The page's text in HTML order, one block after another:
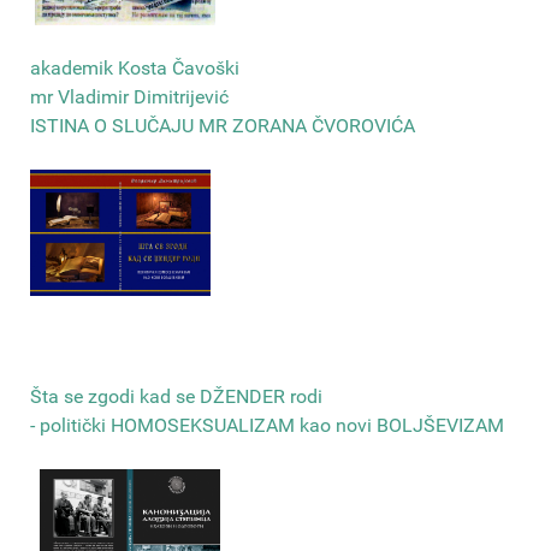
akademik Kosta Čavoški
mr Vladimir Dimitrijević
ISTINA O SLUČAJU MR ZORANA ČVOROVIĆA
Šta se zgodi kad se DŽENDER rodi
- politički HOMOSEKSUALIZAM kao novi BOLJŠEVIZAM